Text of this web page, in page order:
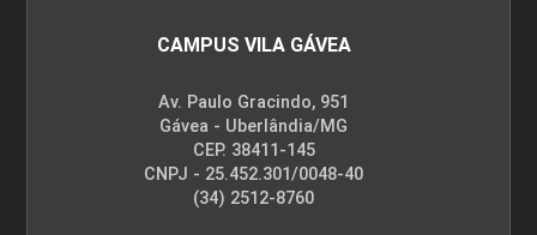
CAMPUS VILA GÁVEA
Av. Paulo Gracindo, 951
Gávea - Uberlândia/MG
CEP. 38411-145
CNPJ - 25.452.301/0048-40
(34) 2512-8760